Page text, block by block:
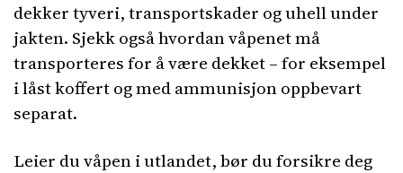
dekker tyveri, transportskader og uhell under
jakten. Sjekk også hvordan våpenet må
transporteres for å være dekket – for eksempel
i låst koffert og med ammunisjon oppbevart
separat.
Leier du våpen i utlandet, bør du forsikre deg